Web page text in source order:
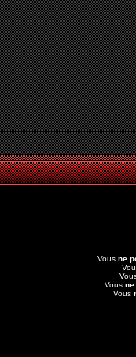
Vous ne
Vous ne
Vous